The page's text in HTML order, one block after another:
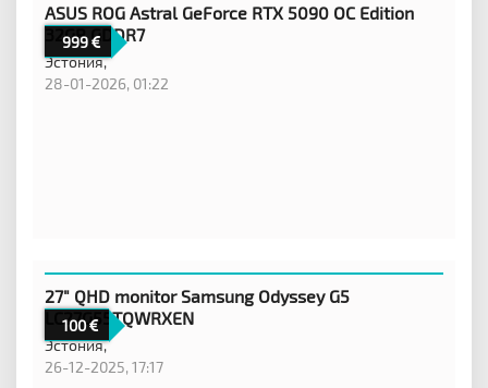
999
ASUS ROG Astral GeForce RTX 5090 OC Edition
32GB GDDR7
Эстония,
28-01-2026, 01:22
100
27" QHD monitor Samsung Odyssey G5
LC27G55TQWRXEN
Эстония,
26-12-2025, 17:17